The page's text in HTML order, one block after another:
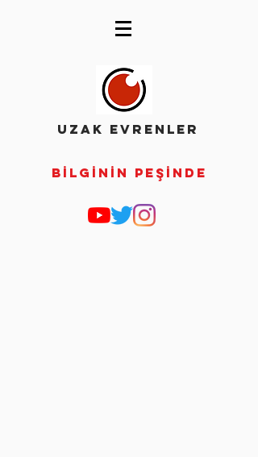
UZAK EVRENLER
Bİlgİnİn Peşİnde